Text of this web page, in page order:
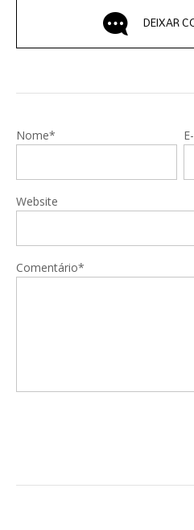
DEIXAR
Nome*
Website
Comentário*